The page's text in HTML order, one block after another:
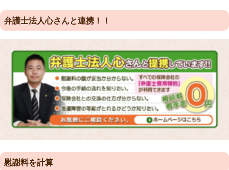
弁護士法人心さんと連携！！
慰謝料を計算